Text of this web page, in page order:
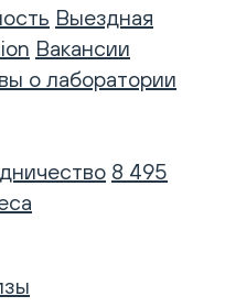
Выездная
Вакансии
о лаборатории
8 495